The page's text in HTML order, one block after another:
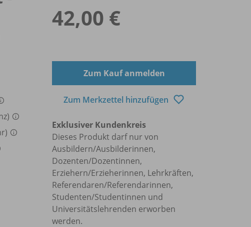
42,00 €
Zum Kauf anmelden
Zum Merkzettel hinzufügen
Exklusiver Kundenkreis
Dieses Produkt darf nur von
Ausbildern/Ausbilderinnen,
Dozenten/Dozentinnen,
Erziehern/Erzieherinnen, Lehrkräften,
Referendaren/Referendarinnen,
Studenten/Studentinnen und
Universitätslehrenden erworben
werden.